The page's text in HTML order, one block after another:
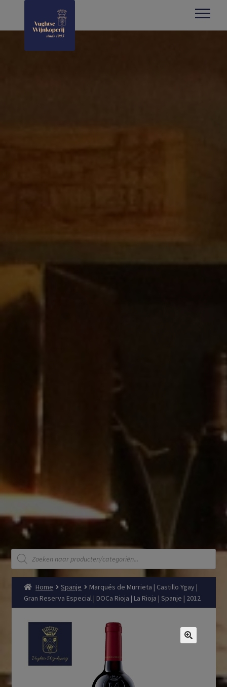
Producten
zoeken
Home Spanje
Marqués de Murrieta | Castillo Ygay |
Gran Reserva Especial | DOCa Rioja | La Rioja | Spanje | 2012